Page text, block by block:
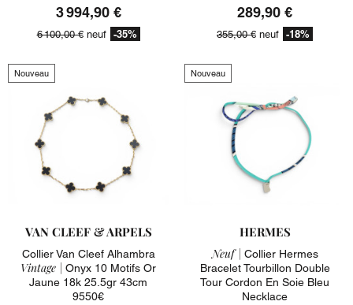
3 994,90 €
6 100,00 €neuf -35%
289,90 €
355,00 € neuf -18%
Nouveau
VAN CLEEF & ARPELS
Collier Van Cleef Alhambra
Vintage | Onyx 10 Motifs Or
Jaune 18k 25.5gr 43cm
9550€
Nouveau
HERMES
Neuf | Collier Hermes
Bracelet Tourbillon Double
Tour Cordon En Soie Bleu
Necklace